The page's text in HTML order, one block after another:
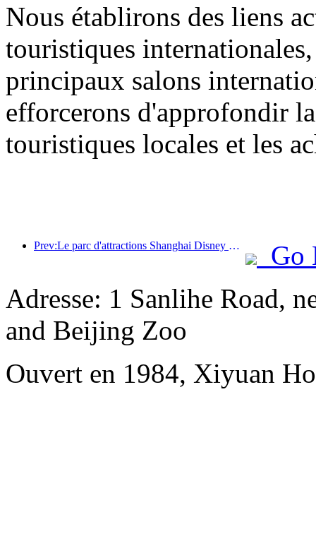
Nous établirons des liens
touristiques
principaux salons
efforcerons d'approfondir
touristiques locales et les
Prev:Le parc d'attractions Shanghai Disney Resort célèbre son 10e anniversaire et a accueilli à ce jour plus de 100 millions de visiteurs.
Go
Adresse: 1 Sanlihe Road,
and Beijing Zoo
Ouvert en 1984, Xiyuan